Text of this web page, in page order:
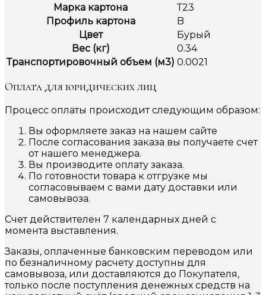
Марка картона
Т23
Профиль картона
B
Цвет
Бурый
Вес (кг)
0.34
Транспортировочный объем (м3) 0.0021
Оплата для юридических лиц
Процесс оплаты происходит следующим образом:
Вы оформляете заказ на нашем сайте
После согласования заказа вы получаете счет
от нашего менеджера.
Вы производите оплату заказа.
По готовности товара к отгрузке мы
согласовываем с вами дату доставки или
самовывоза.
Счет действителен 7 календарных дней с
момента выставления.
Заказы, оплаченные банковским переводом или
по безналичному расчету доступны для
самовывоза, или доставляются до Покупателя,
только после поступления денежных средств на